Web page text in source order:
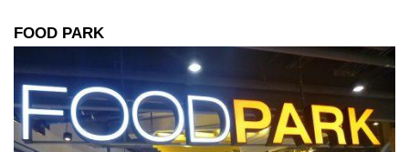
FOOD PARK